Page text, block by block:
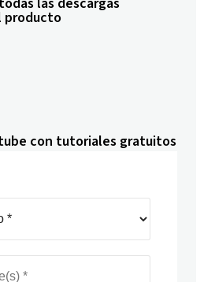
producto
con tutoriales gratuitos